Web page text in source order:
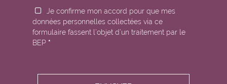
Je confirme mon accord pour que mes
données personnelles collectées via ce
formulaire fassent l’objet d’un traitement par le
BEP *